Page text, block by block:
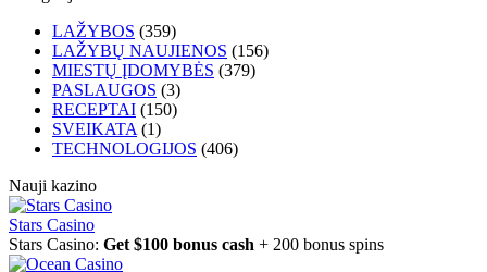
LAŽYBOS (359)
LAŽYBŲ NAUJIENOS (156)
MIESTŲ ĮDOMYBĖS (379)
PASLAUGOS (3)
RECEPTAI (150)
SVEIKATA (1)
TECHNOLOGIJOS (406)
Nauji kazino
Stars Casino
Stars Casino: Get $100 bonus cash + 200 bonus spins